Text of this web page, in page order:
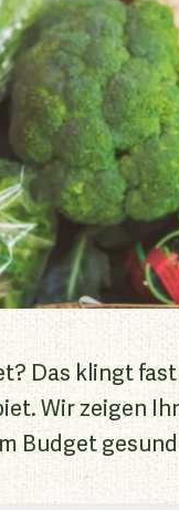
Das klingt
Wir zeigen
Budget